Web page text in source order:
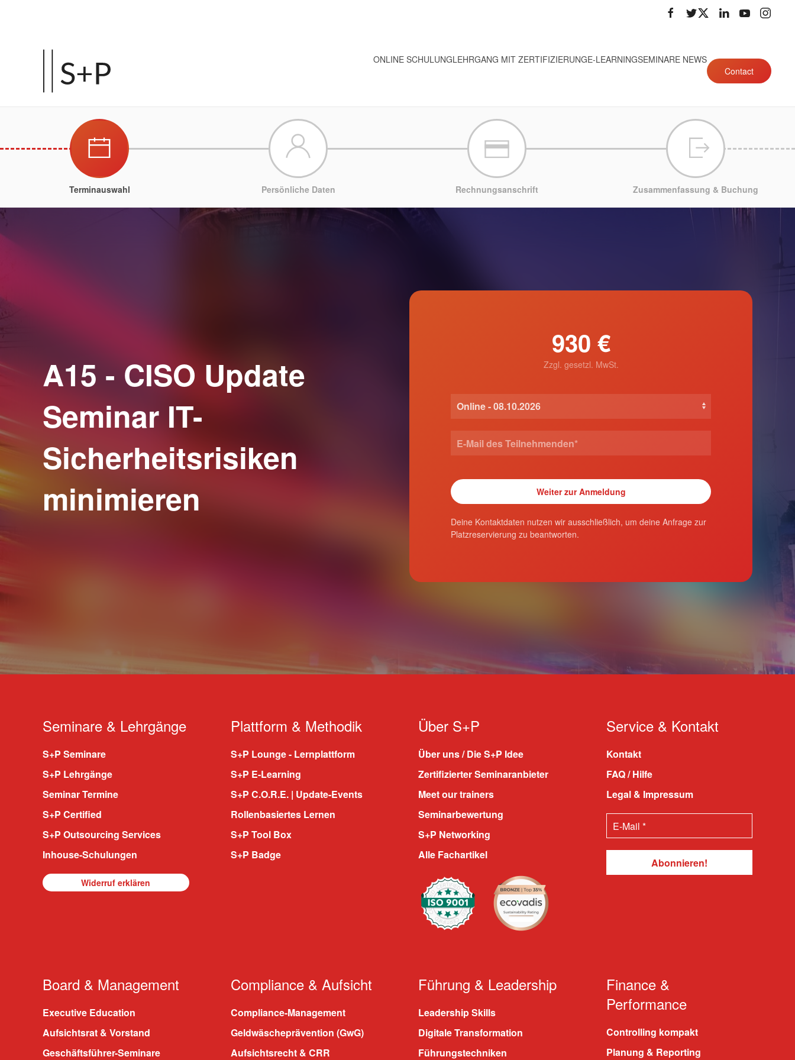
ONLINE SCHULUNGLEHRGANG MIT ZERTIFIZIERUNGE-LEARNINGSEMINARE NEWS
Contact
Terminauswahl Persönliche Daten Rechnungsanschrift Zusammenfassung & Buchung
A15 - CISO Update
Seminar IT-
Sicherheitsrisiken
minimieren
930 €
Zzgl. gesetzl. MwSt.
Deine Kontaktdaten nutzen wir ausschließlich, um deine Anfrage zur
Platzreservierung zu beantworten.
Seminare & Lehrgänge
S+P Seminare
S+P Lehrgänge
Seminar Termine
S+P Certified
S+P Outsourcing Services
Inhouse-Schulungen
Widerruf erklären
Plattform & Methodik
S+P Lounge - Lernplattform
S+P E-Learning
S+P C.O.R.E. | Update-Events
Rollenbasiertes Lernen
S+P Tool Box
S+P Badge
Über S+P
Über uns / Die S+P Idee
Zertifizierter Seminaranbieter
Meet our trainers
Seminarbewertung
S+P Networking
Alle Fachartikel
Service & Kontakt
Kontakt
FAQ / Hilfe
Legal & Impressum
Board & Management
Executive Education
Aufsichtsrat & Vorstand
Geschäftsführer-Seminare
Compliance & Aufsicht
Compliance-Management
Geldwäscheprävention (GwG)
Aufsichtsrecht & CRR
Führung & Leadership
Leadership Skills
Digitale Transformation
Führungstechniken
Finance &
Performance
Controlling kompakt
Planung & Reporting